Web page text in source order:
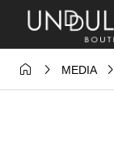
  MEDIA 